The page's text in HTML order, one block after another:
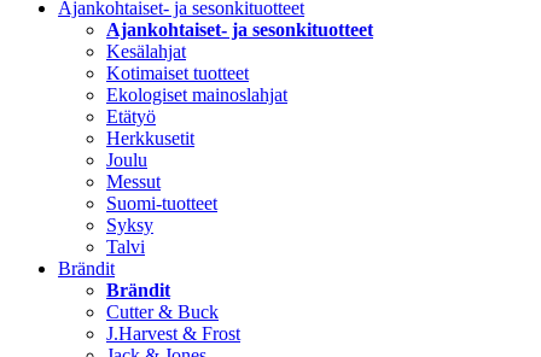
Ajankohtaiset- ja sesonkituotteet
Ajankohtaiset- ja sesonkituotteet
Kesälahjat
Kotimaiset tuotteet
Ekologiset mainoslahjat
Etätyö
Herkkusetit
Joulu
Messut
Suomi-tuotteet
Syksy
Talvi
Brändit
Brändit
Cutter & Buck
J.Harvest & Frost